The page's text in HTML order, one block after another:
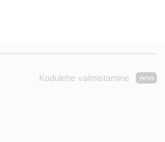
Kodulehe valmistamine